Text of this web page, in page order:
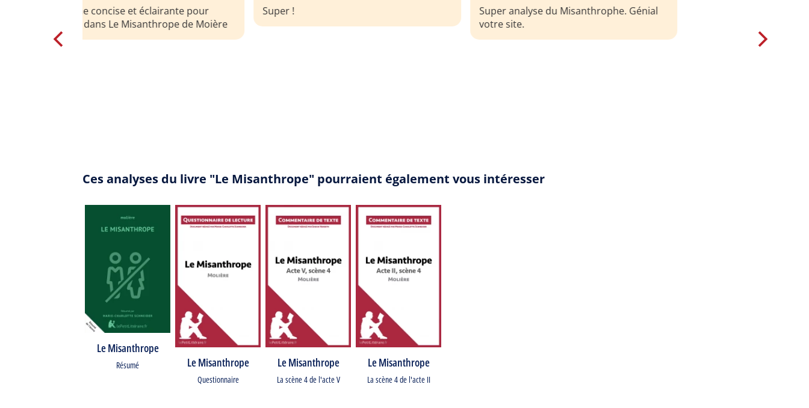
Super !
Super analyse du Misanthrophe. Génial
votre site.
Ces analyses du livre "Le Misanthrope" pourraient également vous intéresser
Le Misanthrope
Résumé Le Misanthrope
Questionnaire
Le Misanthrope
La scène 4 de l'acte V
Le Misanthrope
La scène 4 de l'acte II